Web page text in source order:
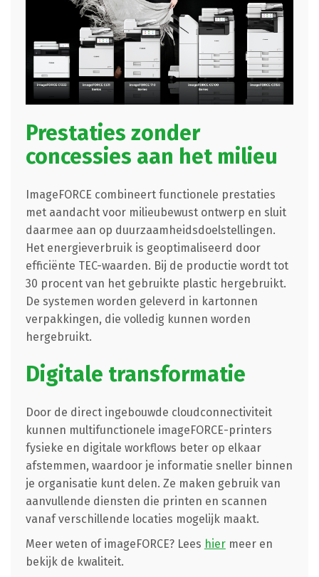
Prestaties zonder
concessies aan het milieu
ImageFORCE combineert functionele prestaties
met aandacht voor milieubewust ontwerp en sluit
daarmee aan op duurzaamheidsdoelstellingen.
Het energieverbruik is geoptimaliseerd door
efficiënte TEC-waarden. Bij de productie wordt tot
30 procent van het gebruikte plastic hergebruikt.
De systemen worden geleverd in kartonnen
verpakkingen, die volledig kunnen worden
hergebruikt.
Digitale transformatie
Door de direct ingebouwde cloudconnectiviteit
kunnen multifunctionele imageFORCE-printers
fysieke en digitale workflows beter op elkaar
afstemmen, waardoor je informatie sneller binnen
je organisatie kunt delen. Ze maken gebruik van
aanvullende diensten die printen en scannen
vanaf verschillende locaties mogelijk maakt.
Meer weten of imageFORCE? Lees hiermeer en
bekijk de kwaliteit.